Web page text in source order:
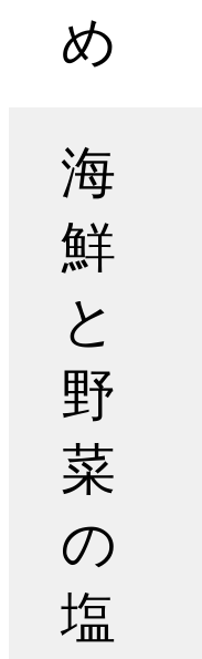
め
海
鮮
と
野
菜
の
塩